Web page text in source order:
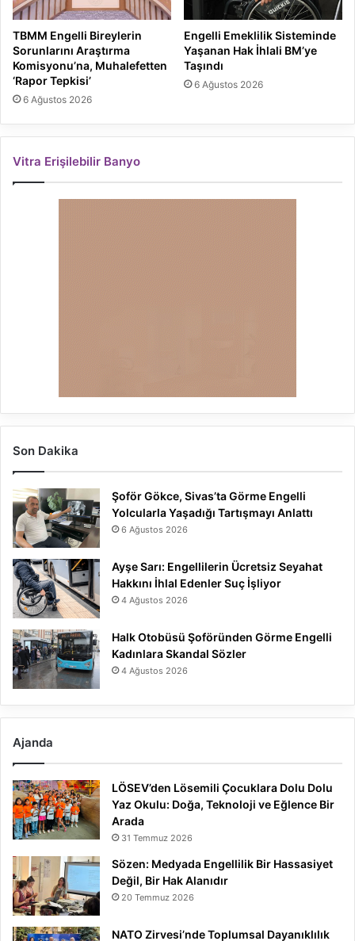
TBMM Engelli Bireylerin
Sorunlarını Araştırma
Komisyonu’na, Muhalefetten
‘Rapor Tepkisi’
6 Ağustos 2026
Engelli Emeklilik Sisteminde
Yaşanan Hak İhlali BM’ye
Taşındı
6 Ağustos 2026
Vitra Erişilebilir Banyo
Son Dakika
Şoför Gökce, Sivas’ta Görme Engelli
Yolcularla Yaşadığı Tartışmayı Anlattı
6 Ağustos 2026
Ayşe Sarı: Engellilerin Ücretsiz Seyahat
Hakkını İhlal Edenler Suç İşliyor
4 Ağustos 2026
Halk Otobüsü Şoföründen Görme Engelli
Kadınlara Skandal Sözler
4 Ağustos 2026
Ajanda
LÖSEV’den Lösemili Çocuklara Dolu Dolu
Yaz Okulu: Doğa, Teknoloji ve Eğlence Bir
Arada
31 Temmuz 2026
Sözen: Medyada Engellilik Bir Hassasiyet
Değil, Bir Hak Alanıdır
20 Temmuz 2026
NATO Zirvesi’nde Toplumsal Dayanıklılık